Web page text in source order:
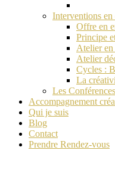
Interventions en
Offre en
Principe
Atelier
Atelier
Cycles :
La
Les
Accompagnement
Qui je suis
Blog
Contact
Prendre Rendez-vous